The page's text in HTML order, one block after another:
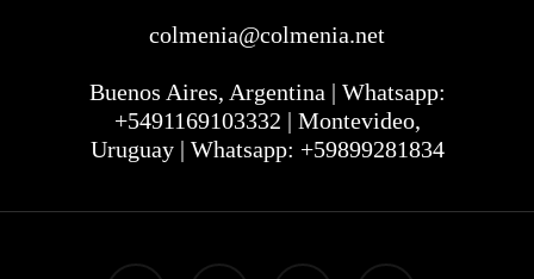
colmenia@colmenia.net
Buenos Aires, Argentina | Whatsapp:
+5491169103332 | Montevideo,
Uruguay | Whatsapp: +59899281834